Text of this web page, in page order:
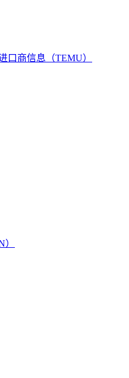
口商信息（TEMU）